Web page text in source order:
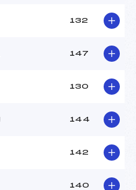
132
147
130
144
142
140